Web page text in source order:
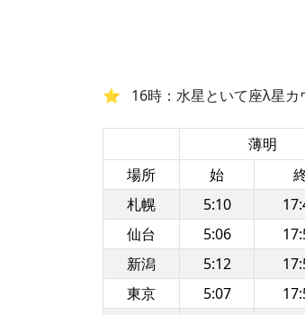
16時：水星といて座λ星カ
薄明
場所
始
札幌
5:10
仙台
5:06
新潟
5:12
東京
5:07